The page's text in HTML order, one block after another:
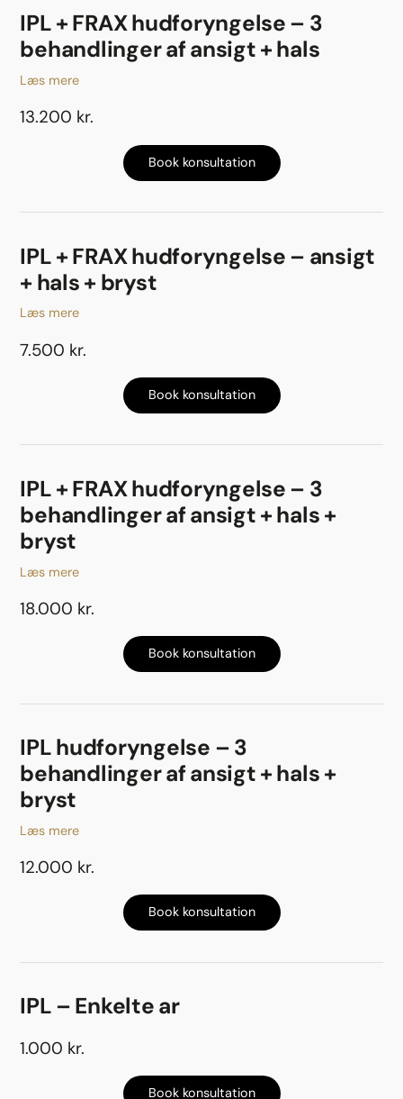
IPL + FRAX hudforyngelse – 3
behandlinger af ansigt + hals
Læs mere
13.200 kr.
Book konsultation
IPL + FRAX hudforyngelse – ansigt
+ hals + bryst
Læs mere
7.500 kr.
Book konsultation
IPL + FRAX hudforyngelse – 3
behandlinger af ansigt + hals +
bryst
Læs mere
18.000 kr.
Book konsultation
IPL hudforyngelse – 3
behandlinger af ansigt + hals +
bryst
Læs mere
12.000 kr.
Book konsultation
IPL – Enkelte ar
1.000 kr.
Book konsultation